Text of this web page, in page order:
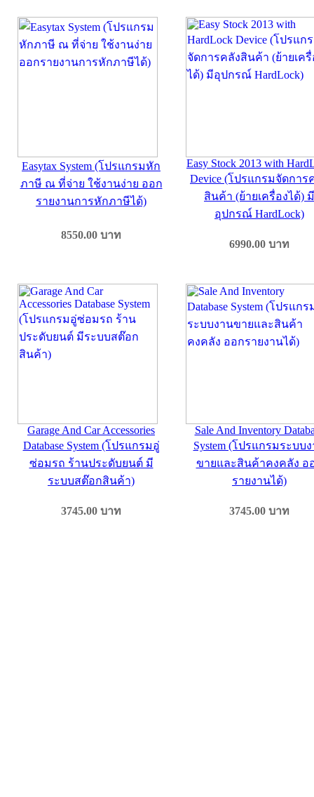
Easytax System (โปรแกรมหัก
ภาษี ณ ที่จ่าย ใช้งานง่าย ออก
รายงานการหักภาษีได้)
8550.00 บาท
Easy Stock 2013 with
Device (โปรแกรมจัดการ
สินค้า (ย้ายเครื่องได้) มี
อุปกรณ์ HardLock)
6990.00 บาท
Garage And Car Accessories
Database System (โปรแกรมอู่
ซ่อมรถ ร้านประดับยนต์ มี
ระบบสต๊อกสินค้า)
3745.00 บาท
Sale And Inventory
System (โปรแกรมระบบ
ขายและสินค้าคงคลัง อ
รายงานได้)
3745.00 บาท